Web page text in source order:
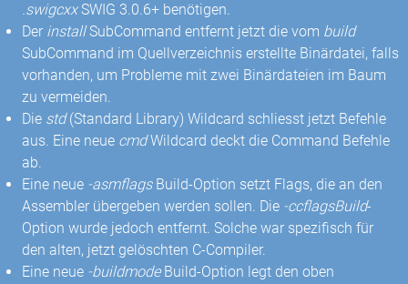
.swigcxxSWIG 3.0.6+ benötigen.
Der installSubCommand entfernt jetzt die vom build
SubCommand im Quellverzeichnis erstellte Binärdatei, falls
vorhanden, um Probleme mit zwei Binärdateien im Baum
zu vermeiden.
Die std(Standard Library) Wildcard schliesst jetzt Befehle
aus. Eine neue cmdWildcard deckt die Command Befehle
ab.
Eine neue -asmflagsBuild-Option setzt Flags, die an den
Assembler übergeben werden sollen. Die -ccflagsBuild-
Option wurde jedoch entfernt. Solche war spezifisch für
den alten, jetzt gelöschten C-Compiler.
Eine neue -buildmodeBuild-Option legt den oben